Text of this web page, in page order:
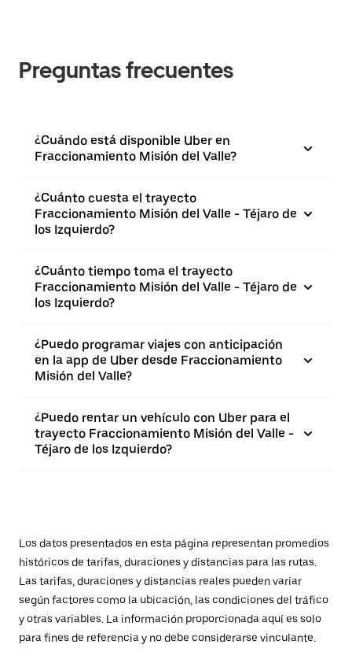
Preguntas frecuentes
¿Cuándo está disponible Uber en
Fraccionamiento Misión del Valle?
¿Cuánto cuesta el trayecto
Fraccionamiento Misión del Valle - Téjaro de
los Izquierdo?
¿Cuánto tiempo toma el trayecto
Fraccionamiento Misión del Valle - Téjaro de
los Izquierdo?
¿Puedo programar viajes con anticipación
en la app de Uber desde Fraccionamiento
Misión del Valle?
¿Puedo rentar un vehículo con Uber para el
trayecto Fraccionamiento Misión del Valle -
Téjaro de los Izquierdo?
Los datos presentados en esta página representan promedios
históricos de tarifas, duraciones y distancias para las rutas.
Las tarifas, duraciones y distancias reales pueden variar
según factores como la ubicación, las condiciones del tráfico
y otras variables. La información proporcionada aquí es solo
para fines de referencia y no debe considerarse vinculante.